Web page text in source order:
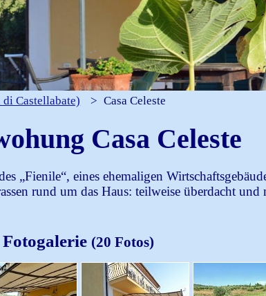
Castellabate) > Casa Celeste
Casa Celeste
„Fienile“, eines ehemaligen
rund um das Haus: teilweise überdacht
Fotogalerie (20 Fotos)
geschickt. Mit Ihrer Zustimmung erklären Sie
speichern dürfen. Diese Einwilligung können